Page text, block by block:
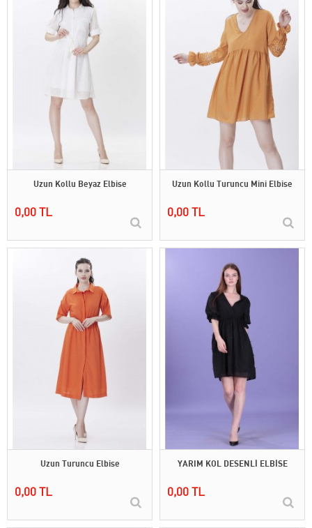
Uzun Kollu Beyaz Elbise
0,00 TL
Uzun Kollu Turuncu Mini Elbise
0,00 TL
Uzun Turuncu Elbise
0,00 TL
YARIM KOL DESENLİ ELBİSE
0,00 TL